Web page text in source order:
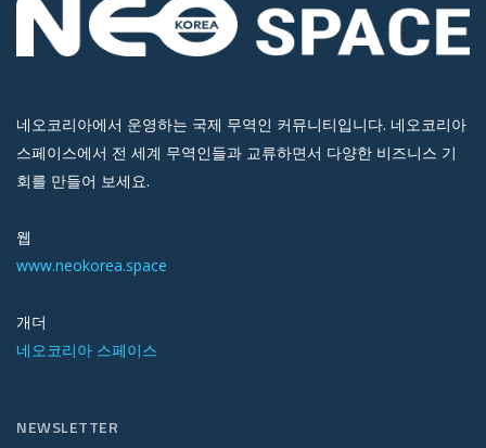
네오코리아에서 운영하는 국제 무역인 커뮤니티입니다. 네오코리아
스페이스에서 전 세계 무역인들과 교류하면서 다양한 비즈니스 기
회를 만들어 보세요.
웹
www.neokorea.space
개더
네오코리아 스페이스
NEWSLETTER